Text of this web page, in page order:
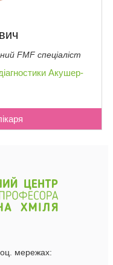
FMF спеціаліст
Акушер-
мережах: